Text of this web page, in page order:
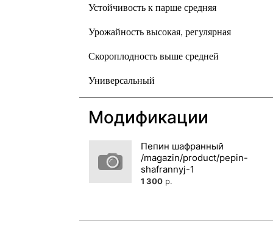
Устойчивость к парше средняя
Урожайность высокая, регулярная
Скороплодность выше средней
Универсальный
Модификации
Пепин шафранный
1 300 р.